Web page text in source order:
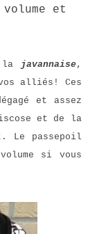
et
javannaise,
alliés! Ces
et assez
et de la
Le passepoil
si vous